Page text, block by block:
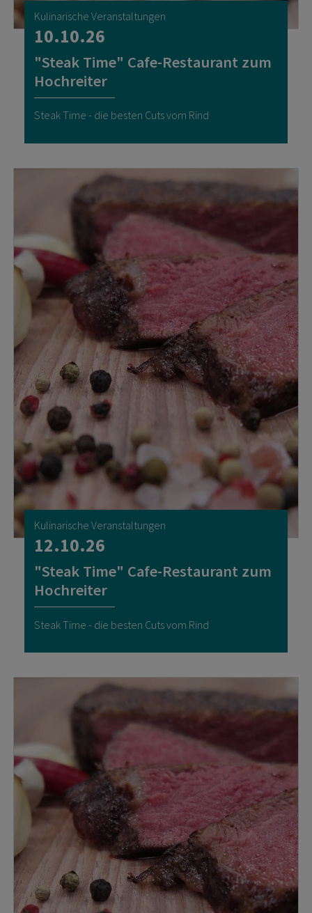
Kulinarische Veranstaltungen
10.10.26
"Steak Time" Cafe-Restaurant zum
Hochreiter
Steak Time - die besten Cuts vom Rind
Kulinarische Veranstaltungen
12.10.26
"Steak Time" Cafe-Restaurant zum
Hochreiter
Steak Time - die besten Cuts vom Rind